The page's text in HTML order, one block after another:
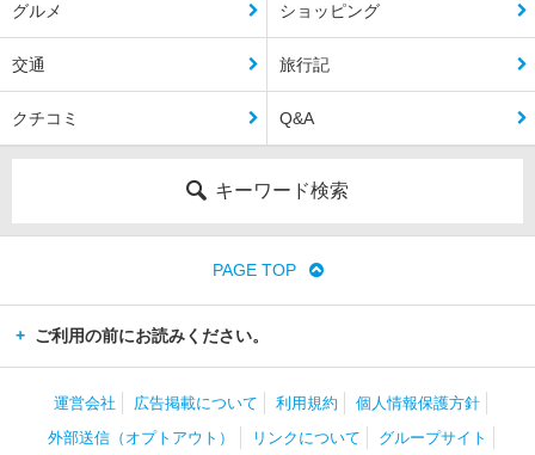
グルメ ショッピング
交通 旅行記
クチコミ Q&A
キーワード検索
PAGE TOP
ご利用の前にお読みください。
運営会社 広告掲載について 利用規約
個人情報保護方針
外部送信（オプトアウト）
リンクについて グループサイト